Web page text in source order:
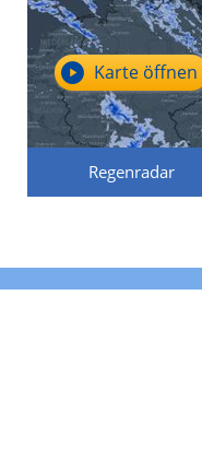
Regenradar
Karte öffnen